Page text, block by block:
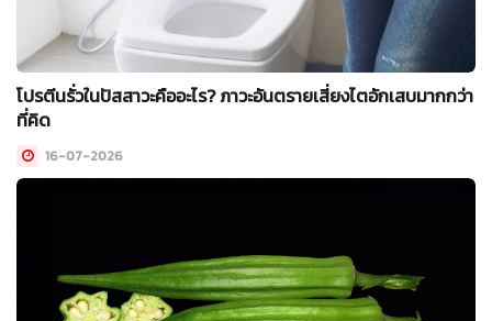
โปรตีนรั่วในปัสสาวะคืออะไร? ภาวะอันตรายเสี่ยงไตอักเสบมากกว่า
ที่คิด
16-07-2026